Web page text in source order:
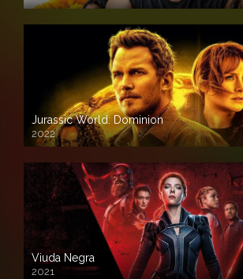
Jurassic World: Dominion
2022
Viuda Negra
2021